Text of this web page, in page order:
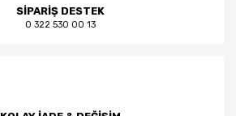
SİPARİŞ DESTEK
0 322 530 00 13